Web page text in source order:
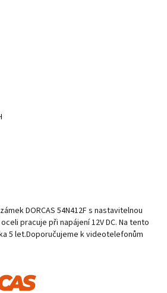
DORCAS 54N412F s nastavitelnou
pracuje při napájení 12V DC. Na tento
5 let.Doporučujeme k videotelefonům